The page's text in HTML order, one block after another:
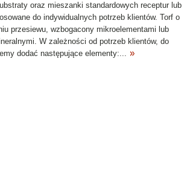
oraz mieszanki standardowych receptur lub
do indywidualnych potrzeb klientów. Torf o
przesiewu, wzbogacony mikroelementami lub
W zależności od potrzeb klientów, do
dodać następujące elementy:...